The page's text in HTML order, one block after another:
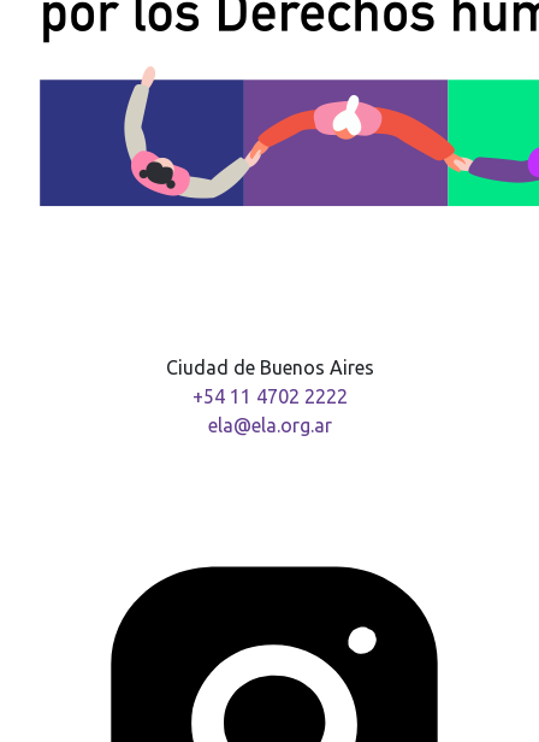
Ciudad de Buenos Aires
+54 11 4702 2222
ela@ela.org.ar